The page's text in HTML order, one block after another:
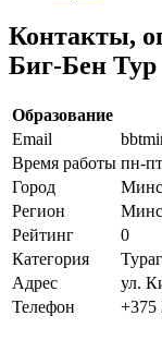
Контакты,
Биг-Бен Тур
Образование
Email
Время работы пн-
Город
Регион
Рейтинг
0
Категория
Адрес
ул.
Телефон
+375